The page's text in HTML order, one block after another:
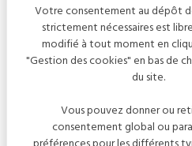
Modes de
Carte bancaire
Votre consentement au dépôt
strictement nécessaires est
modifié à tout moment en
"Gestion des cookies" en bas de
du site.
Vous pouvez donner ou
consentement global ou